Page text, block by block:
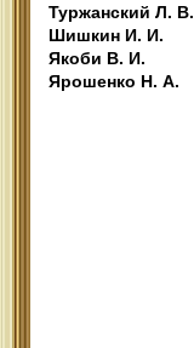
Туржанский Л. В.
Шишкин И. И.
Якоби В. И.
Ярошенко Н. А.